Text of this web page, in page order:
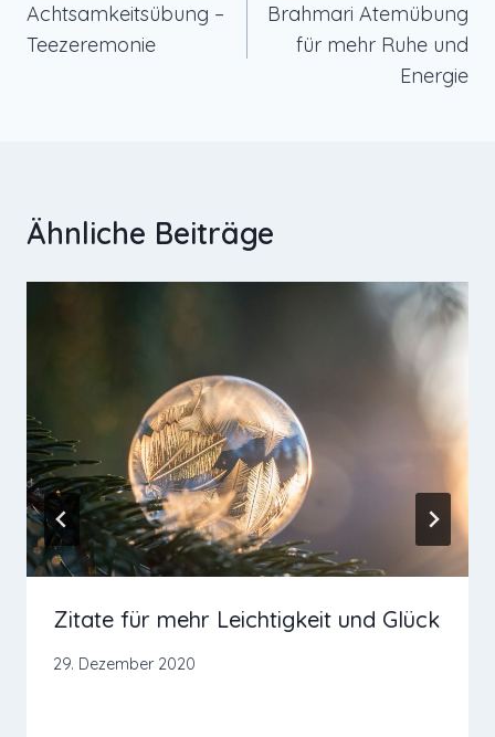
Achtsamkeitsübung –
Teezeremonie
Brahmari Atemübung
für mehr Ruhe und
Energie
Ähnliche Beiträge
Zitate für mehr Leichtigkeit und Glück
29. Dezember 2020